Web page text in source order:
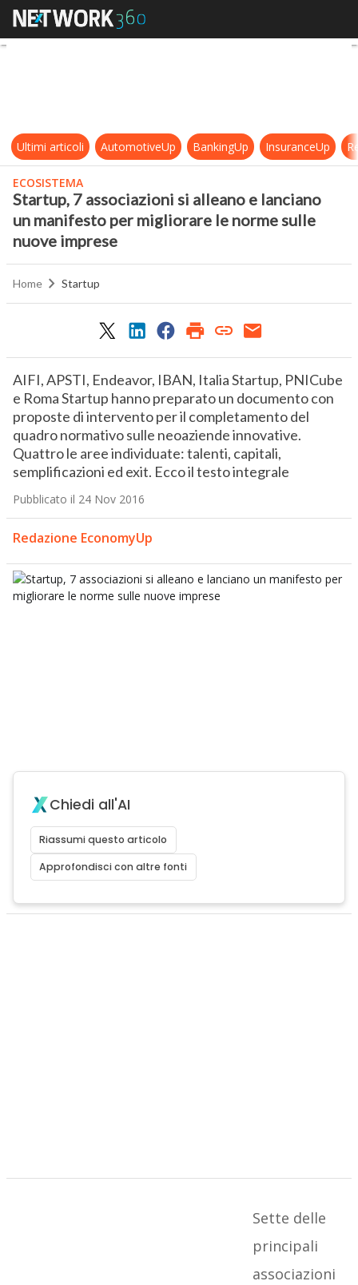
Startup, 7 associazioni si alleano
Ultimi articoli AutomotiveUp BankingUp InsuranceUp
ECOSISTEMA
Startup, 7 associazioni si alleano e lanciano
un manifesto per migliorare le norme sulle
nuove imprese
Home Startup
AIFI, APSTI, Endeavor, IBAN, Italia Startup, PNICube
e Roma Startup hanno preparato un documento con
proposte di intervento per il completamento del
quadro normativo sulle neoaziende innovative.
Quattro le aree individuate: talenti, capitali,
semplificazioni ed exit. Ecco il testo integrale
Pubblicato il 24 Nov 2016
Redazione EconomyUp
Chiedi all'AI
Riassumi questo articolo
Approfondisci con altre fonti
Sette delle
principali
associazioni